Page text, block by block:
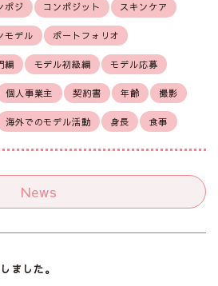
ポジ コンポジット スキンケア
モデル ポートフォリオ
編 モデル初級編 モデル応募
個人事業主 契約書 年齢 撮影
海外でのモデル活動 身長 食事
News
ました。